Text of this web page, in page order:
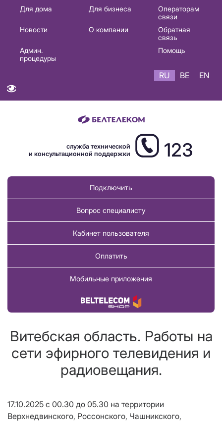
Основная
навигация
Для дома Для бизнеса
Операторам
связи
Новости
О компании
Обратная
связь
Админ.
процедуры
Помощь
RU BE EN
служба технической
и консультационной поддержки
123
Подключить
Вопрос специалисту
Кабинет пользователя
Оплатить
Мобильные приложения
Купить товар
Витебская область. Работы на
сети эфирного телевидения и
радиовещания.
17.10.2025 с 00.30 до 05.30 на территории
Верхнедвинского, Россонского, Чашникского,